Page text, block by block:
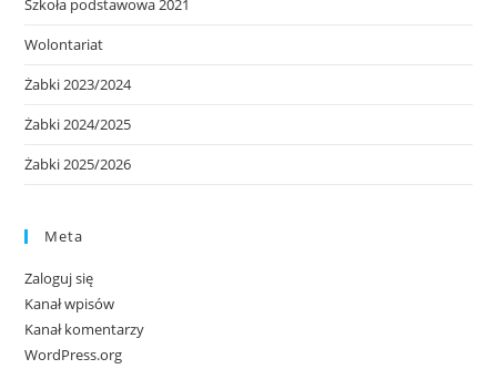
Wolontariat
Żabki 2023/2024
Żabki 2024/2025
Żabki 2025/2026
Meta
Zaloguj się
Kanał wpisów
Kanał komentarzy
WordPress.org